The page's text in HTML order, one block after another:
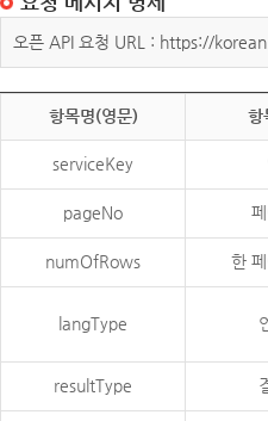
오픈 API 요청 URL : https://
항목명(영문) 항
serviceKey
pageNo
numOfRows 한
langType
resultType